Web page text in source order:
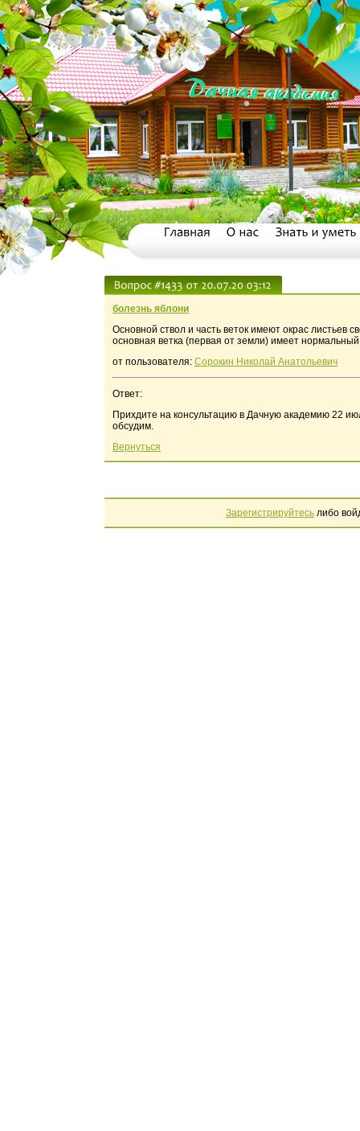
болезнь яблони
Основной ствол и часть веток имеют окрас листьев
основная ветка (первая от земли) имеет
от пользователя: Сорокин Николай Анатольевич
Ответ:
Прихдите на консультацию в Дачную академию 22
обсудим.
Вернуться
Зарегистрируйтесь либо